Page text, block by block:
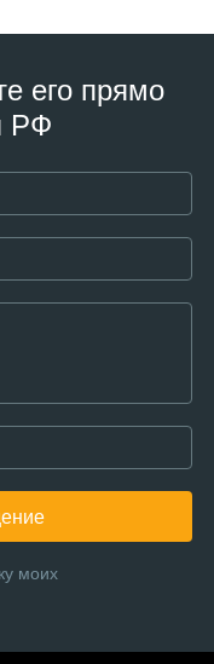
его прямо
РФ
моих